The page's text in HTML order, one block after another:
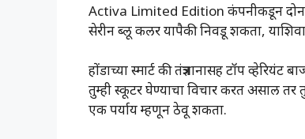
Activa Limited Edition कंपनीकडून दोन
सेरीन ब्लू कलर यापैकी निवडू शकता,
होंडाच्या स्मार्ट की तंत्रज्ञानासह टॉप
तुम्ही स्कूटर घेण्याचा विचार करत असाल
एक पर्याय म्हणून ठेवू शकता.